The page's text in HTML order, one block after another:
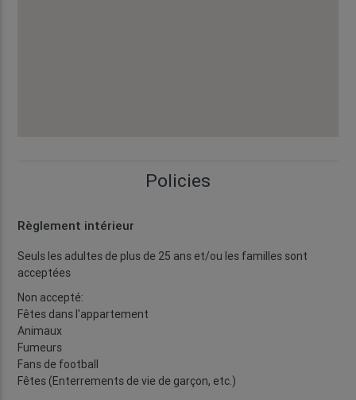
Policies
Règlement intérieur
Seuls les adultes de plus de 25 ans et/ou les familles sont
acceptées
Non accepté:
Fêtes dans l'appartement
Animaux
Fumeurs
Fans de football
Fêtes (Enterrements de vie de garçon, etc.)